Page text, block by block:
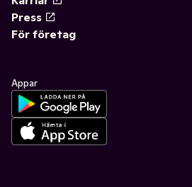
Press
För företag
Appar